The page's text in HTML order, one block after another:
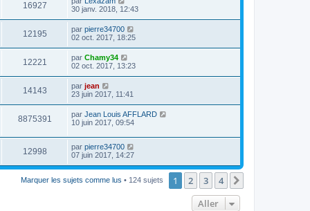
16927
30 janv. 2018, 12:43
12195 par pierre34700
02 oct. 2017, 18:25
12221 par Chamy34
02 oct. 2017, 13:23
14143 par jean
23 juin 2017, 11:41
8875391 par Jean Louis AFFLARD
10 juin 2017, 09:54
12998 par pierre34700
07 juin 2017, 14:27
Marquer les sujets comme lus • 124 sujets 1 2 3 4
Aller